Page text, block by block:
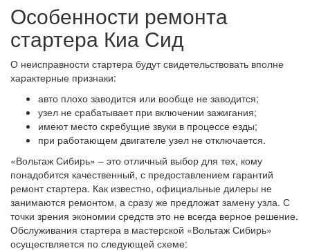
Особенности ремонта
стартера Киа Сид
О неисправности стартера будут свидетельствовать вполне
характерные признаки:
авто плохо заводится или вообще не заводится;
узел не срабатывает при включении зажигания;
имеют место скребущие звуки в процессе езды;
при работающем двигателе узел не отключается.
«Вольтаж Сибирь» – это отличный выбор для тех, кому
понадобится качественный, с предоставлением гарантий
ремонт стартера. Как известно, официальные дилеры не
занимаются ремонтом, а сразу же предложат замену узла. С
точки зрения экономии средств это не всегда верное решение.
Обслуживания стартера в мастерской «Вольтаж Сибирь»
осуществляется по следующей схеме: